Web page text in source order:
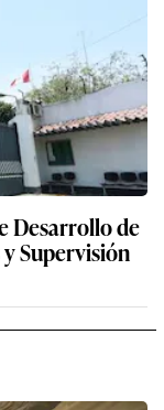
Desarrollo de
Supervisión